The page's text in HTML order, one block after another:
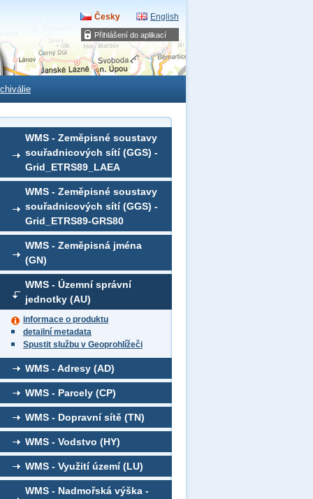
Přihlášení do aplikací
Česky English
WMS - Zeměpisné soustavy
souřadnicových sítí (GGS) -
Grid_ETRS89_LAEA
WMS - Zeměpisné soustavy
souřadnicových sítí (GGS) -
Grid_ETRS89-GRS80
WMS - Zeměpisná jména
(GN)
WMS - Územní správní
jednotky (AU)
informace o produktu
detailní metadata
Spustit službu v Geoprohlížeči
WMS - Adresy (AD)
WMS - Parcely (CP)
WMS - Dopravní sítě (TN)
WMS - Vodstvo (HY)
WMS - Využití území (LU)
WMS - Nadmořská výška -